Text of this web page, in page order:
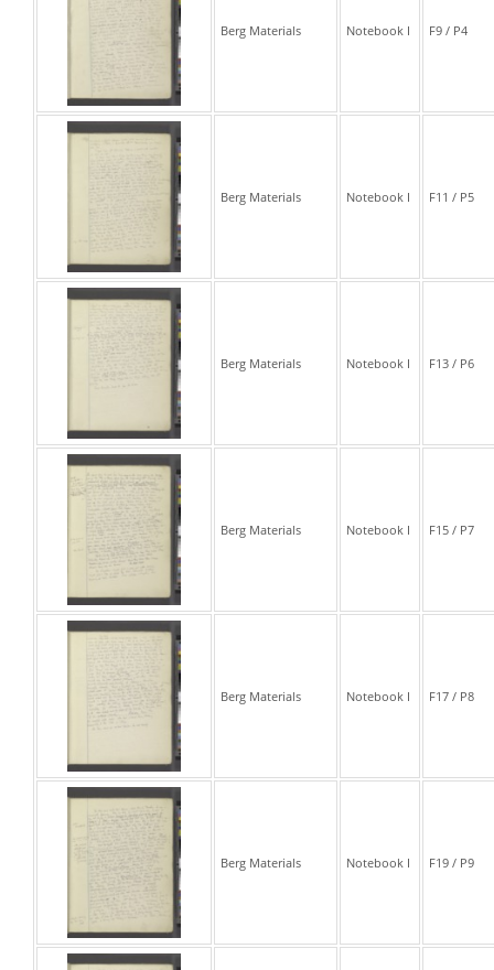
Berg Materials Notebook I F9 / P4
Berg Materials Notebook I F11 / P5
Berg Materials Notebook I F13 / P6
Berg Materials Notebook I F15 / P7
Berg Materials Notebook I F17 / P8
Berg Materials Notebook I F19 / P9